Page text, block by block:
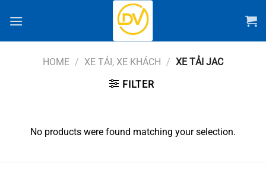
đến
HOME / XE TẢI, XE KHÁCH / XE TẢI JAC
FILTER
No products were found matching your selection.